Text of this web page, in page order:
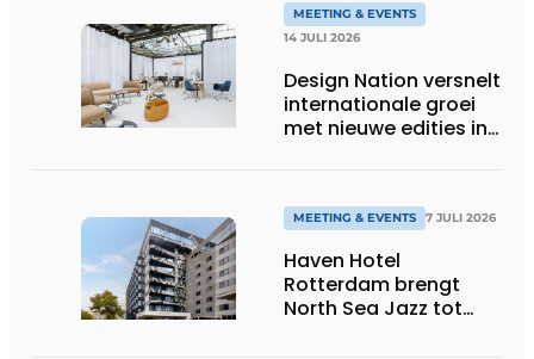
MEETING & EVENTS
14 JULI 2026
Design Nation versnelt
internationale groei
met nieuwe edities in
MEETING & EVENTS 7 JULI 2026
Haven Hotel
Rotterdam brengt
North Sea Jazz tot